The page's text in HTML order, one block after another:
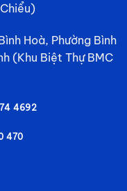
Hoà, Phường Bình
(Khu Biệt Thự BMC
4692
470